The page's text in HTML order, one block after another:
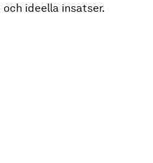
ideella insatser.